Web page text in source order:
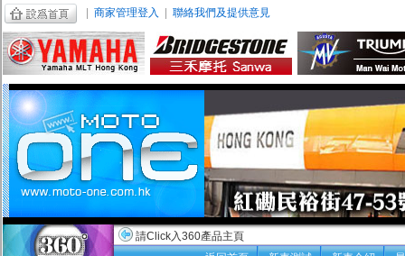
商家管理登入 聯絡我們及提供意見
請Click入360產品主頁